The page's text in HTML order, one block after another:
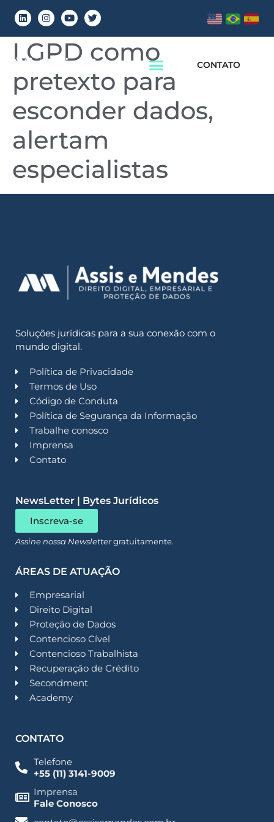
CONTATO
Governo federal usa
LGPD como
pretexto para
esconder dados,
alertam
especialistas
Soluções jurídicas para a sua conexão com o
mundo digital.
Política de Privacidade
Termos de Uso
Código de Conduta
Política de Segurança da Informação
Trabalhe conosco
Imprensa
Contato
NewsLetter | Bytes Jurídicos
Inscreva-se
Assine nossa Newslettergratuitamente.
ÁREAS DE ATUAÇÃO
Empresarial
Direito Digital
Proteção de Dados
Contencioso Cível
Contencioso Trabalhista
Recuperação de Crédito
Secondment
Academy
CONTATO
Telefone
+55 (11) 3141-9009
Imprensa
Fale Conosco